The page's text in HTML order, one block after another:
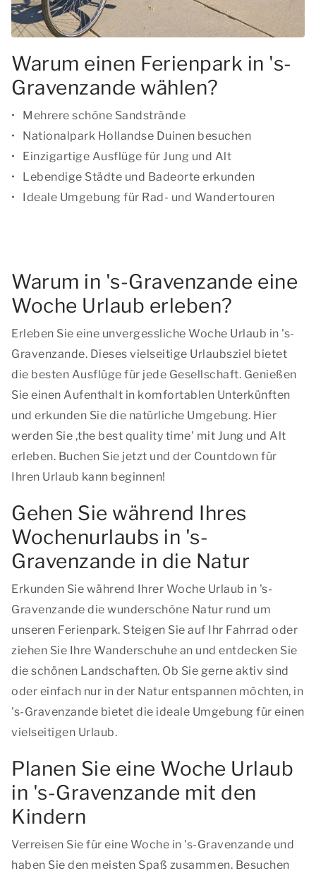
Warum einen Ferienpark in 's-
Gravenzande wählen?
Mehrere schöne Sandstrände
Nationalpark Hollandse Duinen besuchen
Einzigartige Ausflüge für Jung und Alt
Lebendige Städte und Badeorte erkunden
Ideale Umgebung für Rad- und Wandertouren
Warum in 's-Gravenzande eine
Woche Urlaub erleben?
Erleben Sie eine unvergessliche Woche Urlaub in 's-
Gravenzande. Dieses vielseitige Urlaubsziel bietet
die besten Ausflüge für jede Gesellschaft. Genießen
Sie einen Aufenthalt in komfortablen Unterkünften
und erkunden Sie die natürliche Umgebung. Hier
werden Sie ,the best quality time' mit Jung und Alt
erleben. Buchen Sie jetzt und der Countdown für
Ihren Urlaub kann beginnen!
Gehen Sie während Ihres
Wochenurlaubs in 's-
Gravenzande in die Natur
Erkunden Sie während Ihrer Woche Urlaub in 's-
Gravenzande die wunderschöne Natur rund um
unseren Ferienpark. Steigen Sie auf Ihr Fahrrad oder
ziehen Sie Ihre Wanderschuhe an und entdecken Sie
die schönen Landschaften. Ob Sie gerne aktiv sind
oder einfach nur in der Natur entspannen möchten, in
's-Gravenzande bietet die ideale Umgebung für einen
vielseitigen Urlaub.
Planen Sie eine Woche Urlaub
in 's-Gravenzande mit den
Kindern
Verreisen Sie für eine Woche in 's-Gravenzande und
haben Sie den meisten Spaß zusammen. Besuchen